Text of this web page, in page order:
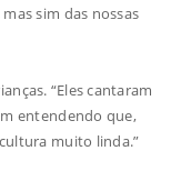
sim das nossas
“Eles cantaram
entendendo que,
muito linda.”